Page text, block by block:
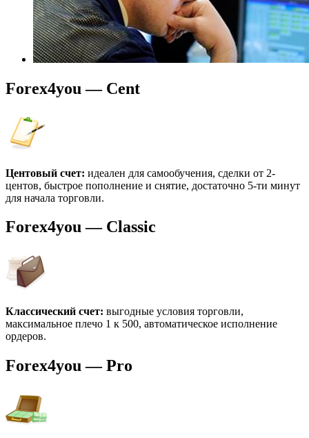
Forex4you — Cent
Центовый счет: идеален для самообучения, сделки от 2-
центов, быстрое пополнение и снятие, достаточно 5-ти минут
для начала торговли.
Forex4you — Classic
Классический счет: выгодные условия торговли,
максимальное плечо 1 к 500, автоматическое исполнение
ордеров.
Forex4you — Pro